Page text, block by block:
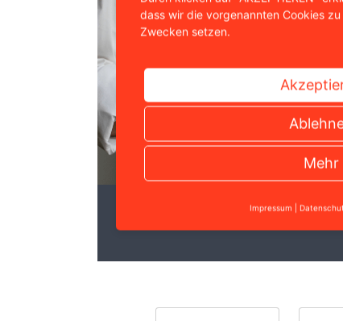
dass wir die vorgenannten Cookies
Zwecken setzen.
Mehr
Impressum